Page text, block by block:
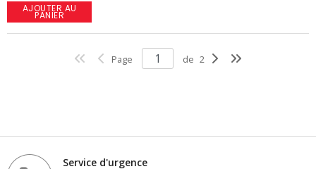
AJOUTER AU
PANIER
Page de 2
Service d'urgence